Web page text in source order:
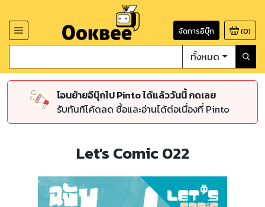
จัดการอีบุ๊ก (0)
ทั้งหมด
โอนย้ายอีบุ๊กไป Pinto ได้แล้ววันนี้ กดเลย
รับทันทีโค้ดลด ซื้อและอ่านได้ต่อเนื่องที่ Pinto
Let's Comic 022